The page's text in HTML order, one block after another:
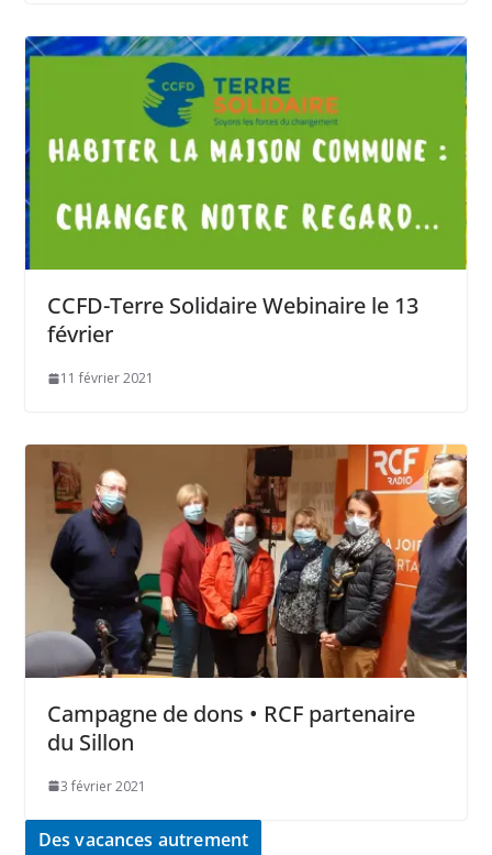
CCFD-Terre Solidaire Webinaire le 13
février
11 février 2021
Campagne de dons • RCF partenaire
du Sillon
3 février 2021
Des vacances autrement